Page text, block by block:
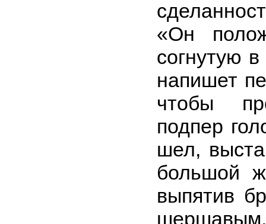
«Он
согнутую
напишет
чтобы
подпер
шел,
большой
выпятив